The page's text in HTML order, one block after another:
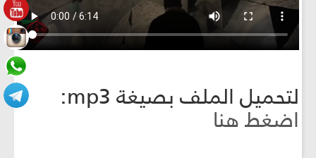
لتحميل الملف بصيغة mp3:
اضغط هنا